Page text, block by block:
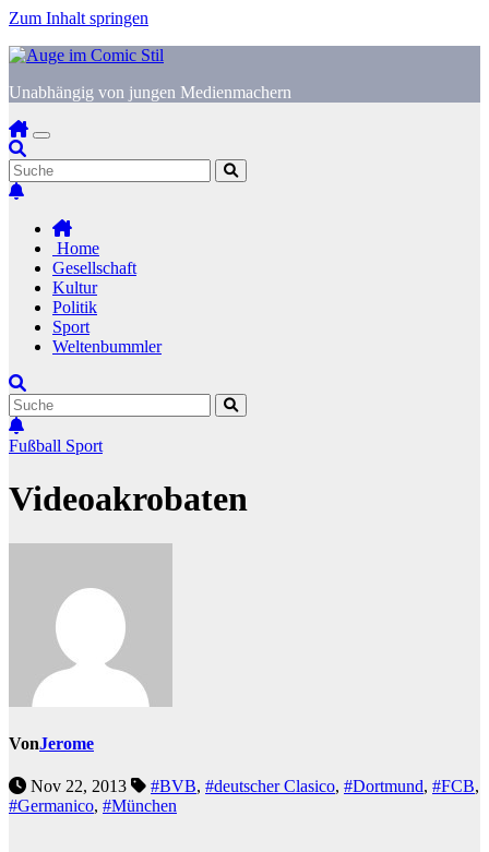
Zum Inhalt springen
Unabhängig von jungen Medienmachern
Home
Gesellschaft
Kultur
Politik
Sport
Weltenbummler
Fußball Sport
Videoakrobaten
VonJerome
Nov 22, 2013 #BVB, #deutscher Clasico, #Dortmund, #FCB,
#Germanico, #München